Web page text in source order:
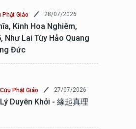
Phật Giáo 28/07/2026
Kinh Hoa Nghiêm,
Như Lai Tùy Hảo Quang
Đức
Phật Giáo 27/07/2026
Duyên Khởi - 緣起真理